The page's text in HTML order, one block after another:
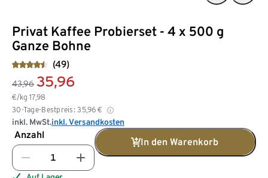
Privat Kaffee Probierset - 4 x 500 g
Ganze Bohne
(49)
43,96 35,96
€/kg 17,98
30-Tage-Bestpreis: 35,96 €
inkl. MwSt.inkl. Versandkosten
Anzahl
In den Warenkorb